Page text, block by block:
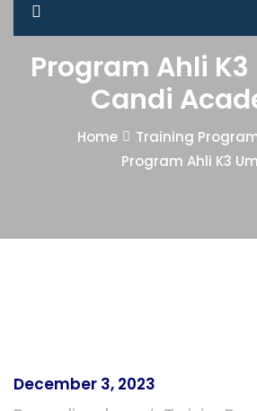
Program Ahli
Candi
Home
Training
Program Ahli K3
December 3, 2023